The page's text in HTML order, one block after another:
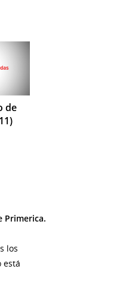
de
Primerica.
los
está